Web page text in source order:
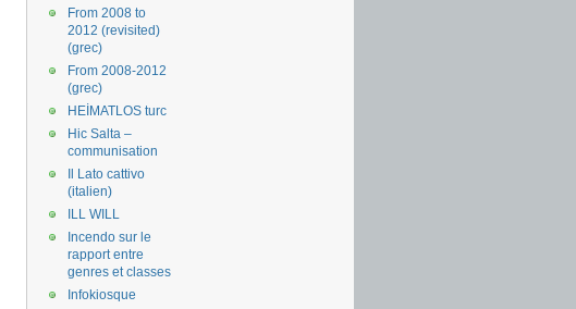
From 2008 to
2012 (revisited)
(grec)
From 2008-2012
(grec)
HEİMATLOS turc
Hic Salta –
communisation
Il Lato cattivo
(italien)
ILL WILL
Incendo sur le
rapport entre
genres et classes
Infokiosque